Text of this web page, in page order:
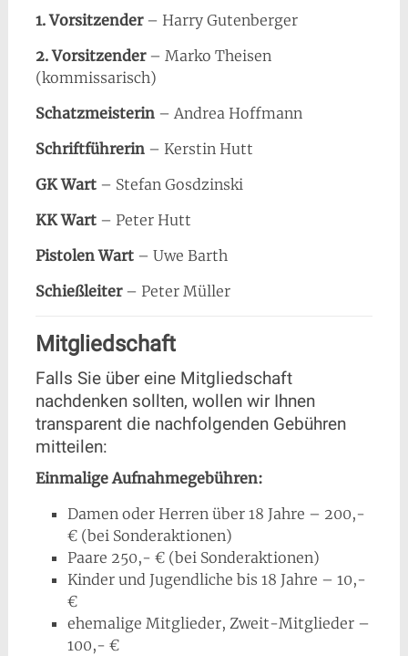
1. Vorsitzender– Harry Gutenberger
2. Vorsitzender – Marko Theisen
(kommissarisch)
Schatzmeisterin– Andrea Hoffmann
Schriftführerin– Kerstin Hutt
GK Wart– Stefan Gosdzinski
KK Wart– Peter Hutt
Pistolen Wart– Uwe Barth
Schießleiter– Peter Müller
Mitgliedschaft
Falls Sie über eine Mitgliedschaft
nachdenken sollten, wollen wir Ihnen
transparent die nachfolgenden Gebühren
mitteilen:
Einmalige Aufnahmegebühren:
Damen oder Herren über 18 Jahre – 200,-
€ (bei Sonderaktionen)
Paare 250,- € (bei Sonderaktionen)
Kinder und Jugendliche bis 18 Jahre – 10,-
€
ehemalige Mitglieder, Zweit-Mitglieder –
100,- €